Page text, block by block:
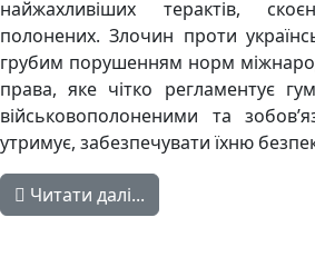
найжахливіших терактів,
полонених. Злочин проти
грубим порушенням норм
права, яке чітко регламентує
військовополоненими та
утримує, забезпечувати їхню
Читати далі...